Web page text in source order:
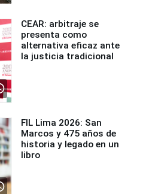
CEAR: arbitraje se
presenta como
alternativa eficaz ante
la justicia tradicional
FIL Lima 2026: San
Marcos y 475 años de
historia y legado en un
libro